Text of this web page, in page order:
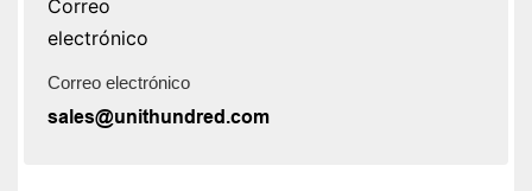
Correo electrónico
sales@unithundred.com